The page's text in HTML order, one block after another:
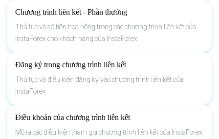
Chương trình liên kết - Phần thưởng
Thủ tục và số tiền hoa hồng trong các chương trình liên kết của
InstaForex cho khách hàng của InstaForex
Đăng ký trong chương trình liên kết
Thủ tục và điều kiện đăng ký vào chương trình liên kết của
InstaForex
Điều khoản của chương trình liên kết
Mô tả các điều kiện tham gia chương trình liên kết của InstaForex